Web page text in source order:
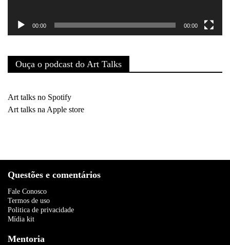
00:00 00:00
Ouça o podcast do Art Talks
Art talks no Spotify
Art talks na Apple store
Questões e comentários
Fale Conosco
Termos de uso
Politica de privacidade
Mídia kit
Mentoria